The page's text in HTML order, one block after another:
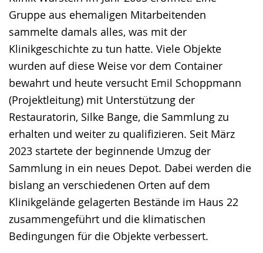
Gruppe aus ehemaligen Mitarbeitenden
sammelte damals alles, was mit der
Klinikgeschichte zu tun hatte. Viele Objekte
wurden auf diese Weise vor dem Container
bewahrt und heute versucht Emil Schoppmann
(Projektleitung) mit Unterstützung der
Restauratorin, Silke Bange, die Sammlung zu
erhalten und weiter zu qualifizieren. Seit März
2023 startete der beginnende Umzug der
Sammlung in ein neues Depot. Dabei werden die
bislang an verschiedenen Orten auf dem
Klinikgelände gelagerten Bestände im Haus 22
zusammengeführt und die klimatischen
Bedingungen für die Objekte verbessert.
wird
angezeigt.